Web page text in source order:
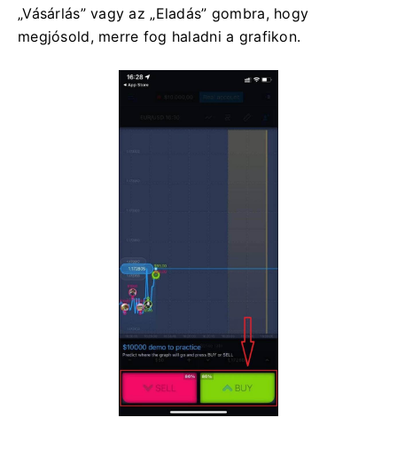
„Vásárlás” vagy az „Eladás” gombra, hogy
megjósold, merre fog haladni a grafikon.